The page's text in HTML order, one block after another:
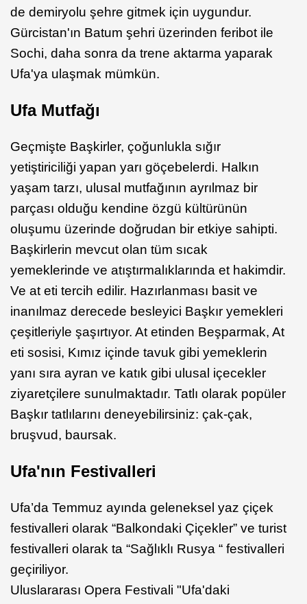
de demiryolu şehre gitmek için uygundur.
Gürcistan'ın Batum şehri üzerinden feribot ile
Sochi, daha sonra da trene aktarma yaparak
Ufa'ya ulaşmak mümkün.
Ufa Mutfağı
Geçmişte Başkirler, çoğunlukla sığır
yetiştiriciliği yapan yarı göçebelerdi. Halkın
yaşam tarzı, ulusal mutfağının ayrılmaz bir
parçası olduğu kendine özgü kültürünün
oluşumu üzerinde doğrudan bir etkiye sahipti.
Başkirlerin mevcut olan tüm sıcak
yemeklerinde ve atıştırmalıklarında et hakimdir.
Ve at eti tercih edilir. Hazırlanması basit ve
inanılmaz derecede besleyici Başkır yemekleri
çeşitleriyle şaşırtıyor. At etinden Beşparmak, At
eti sosisi, Kımız içinde tavuk gibi yemeklerin
yanı sıra ayran ve katık gibi ulusal içecekler
ziyaretçilere sunulmaktadır. Tatlı olarak popüler
Başkır tatlılarını deneyebilirsiniz: çak-çak,
bruşvud, baursak.
Ufa'nın Festivalleri
Ufa’da Temmuz ayında geleneksel yaz çiçek
festivalleri olarak “Balkondaki Çiçekler” ve turist
festivalleri olarak ta “Sağlıklı Rusya “ festivalleri
geçiriliyor.
Uluslararası Opera Festivali "Ufa'daki